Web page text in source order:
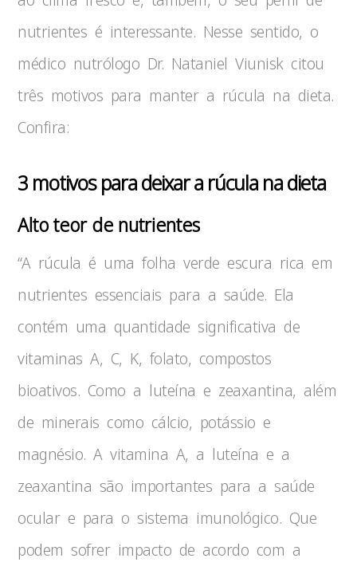
nutrientes é interessante. Nesse sentido, o
médico nutrólogo Dr. Nataniel Viunisk citou
três motivos para manter a rúcula na dieta.
Confira:
3 motivos para deixar a rúcula na dieta
Alto teor de nutrientes
“A rúcula é uma folha verde escura rica em
nutrientes essenciais para a saúde. Ela
contém uma quantidade significativa de
vitaminas A, C, K, folato, compostos
bioativos. Como a luteína e zeaxantina, além
de minerais como cálcio, potássio e
magnésio. A vitamina A, a luteína e a
zeaxantina são importantes para a saúde
ocular e para o sistema imunológico. Que
podem sofrer impacto de acordo com a